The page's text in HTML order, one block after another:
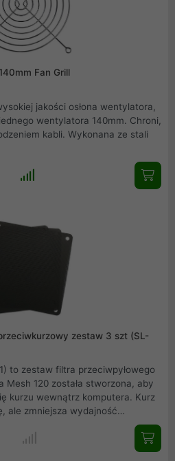
Fan Grill
jakości osłona wentylatora,
wentylatora 140mm. Chroni,
kabli. Wykonana ze stali
zestaw 3 szt (SL-
to zestaw filtra przeciwpyłowego
Mesh 120 została stworzona, aby
kurzu wewnątrz komputera. Kurz
ale zmniejsza wydajność
pewną ilość pojemności
co wpływa na niezawodność i